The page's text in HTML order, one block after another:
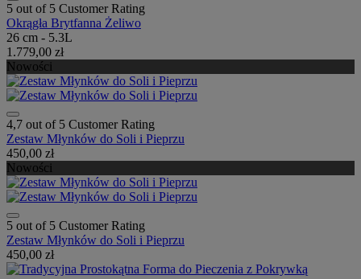
5 out of 5 Customer Rating
Okrągła Brytfanna Żeliwo
26 cm - 5.3L
1.779,00 zł
Nowości
4,7 out of 5 Customer Rating
Zestaw Młynków do Soli i Pieprzu
450,00 zł
Nowości
5 out of 5 Customer Rating
Zestaw Młynków do Soli i Pieprzu
450,00 zł